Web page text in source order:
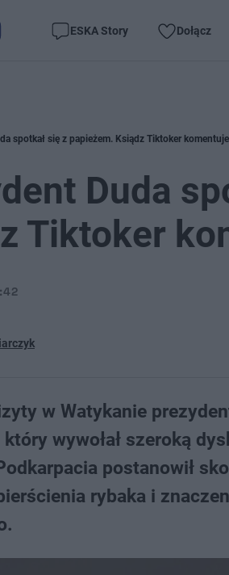
ESKA Story Dołącz
spotkał się z papieżem. Ksiądz Tiktoker
Duda
Tiktoker
w Watykanie
który wywołał szeroką
postanowił
rybaka i